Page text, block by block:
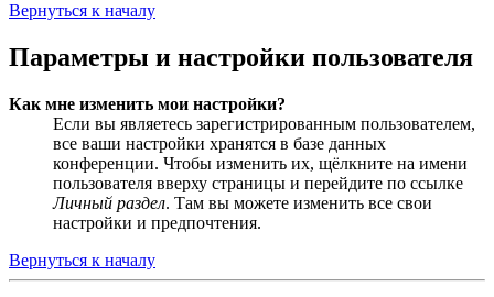
Вернуться к началу
Параметры и настройки пользователя
Как мне изменить мои настройки?
Если вы являетесь зарегистрированным пользователем,
все ваши настройки хранятся в базе данных
конференции. Чтобы изменить их, щёлкните на имени
пользователя вверху страницы и перейдите по ссылке
Личный раздел. Там вы можете изменить все свои
настройки и предпочтения.
Вернуться к началу